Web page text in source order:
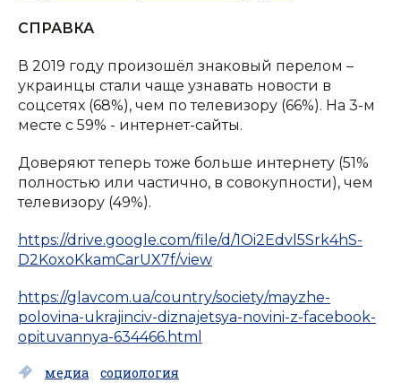
СПРАВКА
В 2019 году произошёл знаковый перелом –
украинцы стали чаще узнавать новости в
соцсетях (68%), чем по телевизору (66%). На 3-м
месте с 59% - интернет-сайты.
Доверяют теперь тоже больше интернету (51%
полностью или частично, в совокупности), чем
телевизору (49%).
https://drive.google.com/file/d/1Oi2Edvl5Srk4hS-
D2KoxoKkamCarUX7f/view
https://glavcom.ua/country/society/mayzhe-
polovina-ukrajinciv-diznajetsya-novini-z-facebook-
opituvannya-634466.html
медиа социология